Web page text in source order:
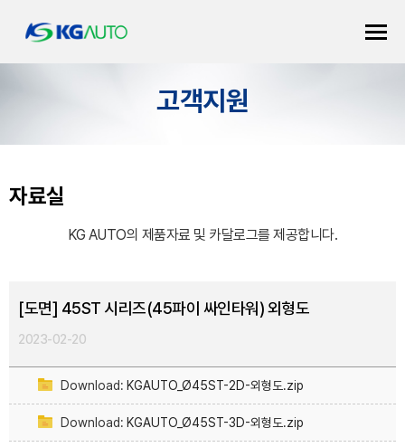
고객지원
자료실
KG AUTO의 제품자료 및 카달로그를 제공합니다.
[도면] 45ST 시리즈(45파이 싸인타워) 외형도
2023-02-20
Download: KGAUTO_Ø45ST-2D-외형도.zip
Download: KGAUTO_Ø45ST-3D-외형도.zip